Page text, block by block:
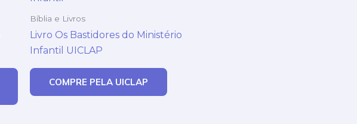
Bíblia e Livros
Livro Os Bastidores do Ministério
Infantil UICLAP
COMPRE PELA UICLAP